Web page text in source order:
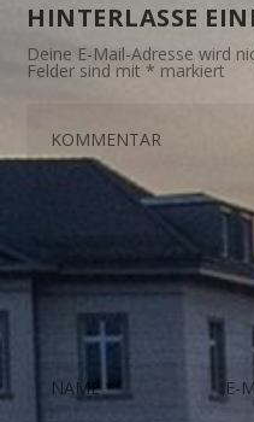
HINTERLASSE
Deine E-Mail-Adresse wird
Felder sind mit* markiert